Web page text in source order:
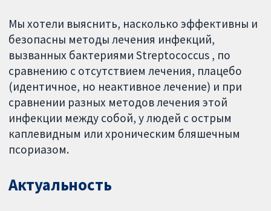
Мы хотели выяснить, насколько эффективны и
безопасны методы лечения инфекций,
вызванных бактериями Streptococcus , по
сравнению с отсутствием лечения, плацебо
(идентичное, но неактивное лечение) и при
сравнении разных методов лечения этой
инфекции между собой, у людей с острым
каплевидным или хроническим бляшечным
псориазом.
Актуальность